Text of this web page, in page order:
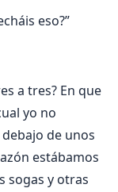
eso?”
a tres? En que
yo no
de unos
estábamos
sogas y otras